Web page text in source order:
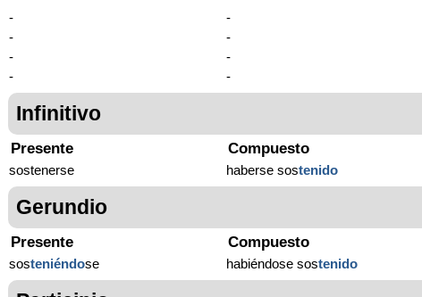
-
-
-
-
-
-
-
-
Infinitivo
Presente
sostenerse
Compuesto
haberse sostenido
Gerundio
Presente
sosteniéndose
Compuesto
habiéndose sostenido